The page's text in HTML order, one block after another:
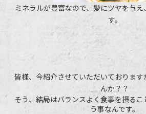
ミネラルが豊富なので、髪にツヤを与
す。
皆様、今紹介させていただいておりま
んか？？
そう、結局はバランスよく食事を摂る
う事なんです。